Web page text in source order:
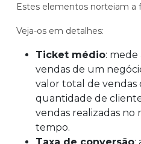
Estes elementos norteiam a
Veja-os em detalhes:
Ticket médio:
vendas de um
valor total de
quantidade de
vendas realizadas no
tempo.